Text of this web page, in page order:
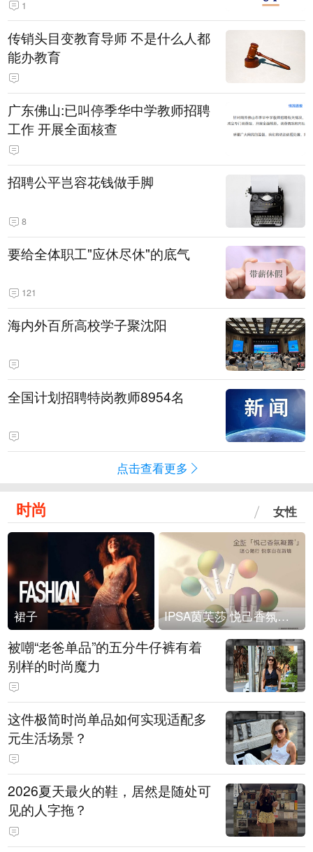
1
传销头目变教育导师 不是什么人都
能办教育
广东佛山:已叫停季华中学教师招聘
工作 开展全面核查
招聘公平岂容花钱做手脚
8
要给全体职工"应休尽休"的底气
121
海内外百所高校学子聚沈阳
全国计划招聘特岗教师8954名
点击查看更多
时尚 女性
裙子 IPSA茵芙莎 悦己香氛凝露上市
被嘲“老爸单品”的五分牛仔裤有着
别样的时尚魔力
这件极简时尚单品如何实现适配多
元生活场景？
2026夏天最火的鞋，居然是随处可
见的人字拖？